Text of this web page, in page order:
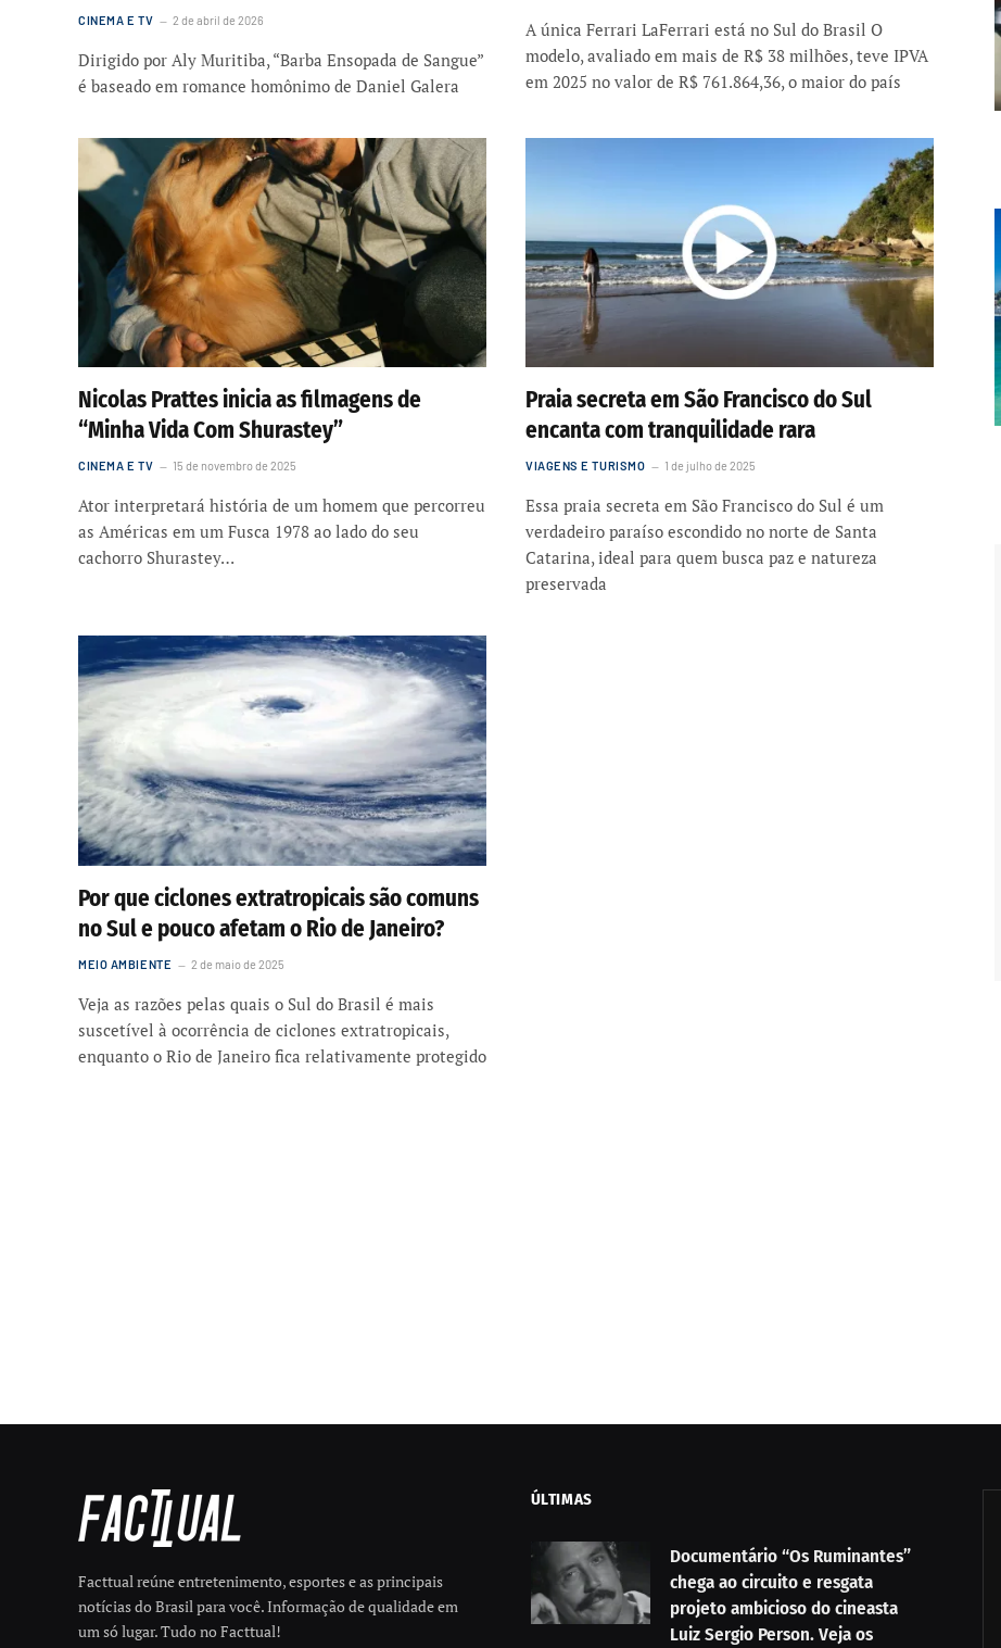
CINEMA E TV 2 de abril de 2026
Dirigido por Aly Muritiba, “Barba Ensopada de Sangue”
é baseado em romance homônimo de Daniel Galera
A única Ferrari LaFerrari está no Sul do Brasil O
modelo, avaliado em mais de R$ 38 milhões, teve IPVA
em 2025 no valor de R$ 761.864,36, o maior do país
Nicolas Prattes inicia as filmagens de
“Minha Vida Com Shurastey”
CINEMA E TV 15 de novembro de 2025
Ator interpretará história de um homem que percorreu
as Américas em um Fusca 1978 ao lado do seu
cachorro Shurastey…
Praia secreta em São Francisco do Sul
encanta com tranquilidade rara
VIAGENS E TURISMO 1 de julho de 2025
Essa praia secreta em São Francisco do Sul é um
verdadeiro paraíso escondido no norte de Santa
Catarina, ideal para quem busca paz e natureza
preservada
Por que ciclones extratropicais são comuns
no Sul e pouco afetam o Rio de Janeiro?
MEIO AMBIENTE 2 de maio de 2025
Veja as razões pelas quais o Sul do Brasil é mais
suscetível à ocorrência de ciclones extratropicais,
enquanto o Rio de Janeiro fica relativamente protegido
Facttual reúne entretenimento, esportes e as principais
notícias do Brasil para você. Informação de qualidade em
um só lugar. Tudo no Facttual!
ÚLTIMAS
Documentário “Os Ruminantes”
chega ao circuito e resgata
projeto ambicioso do cineasta
Luiz Sergio Person. Veja os